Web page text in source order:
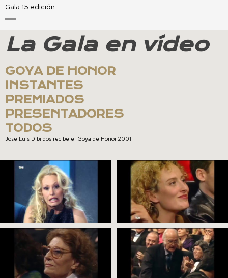
Gala 15 edición
La Gala en vídeo
GOYA DE HONOR
INSTANTES
PREMIADOS
PRESENTADORES
TODOS
José Luis Dibildos recibe el Goya de Honor 2001